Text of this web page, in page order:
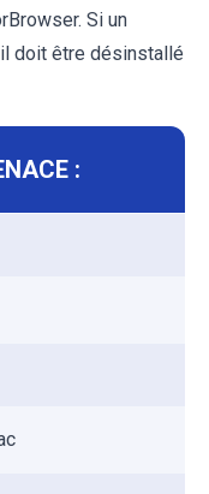
Si un
doit être désinstallé
: